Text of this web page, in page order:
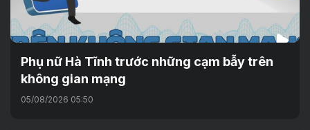
Phụ nữ Hà Tĩnh trước những cạm bẫy trên
không gian mạng
05/08/2026 05:50